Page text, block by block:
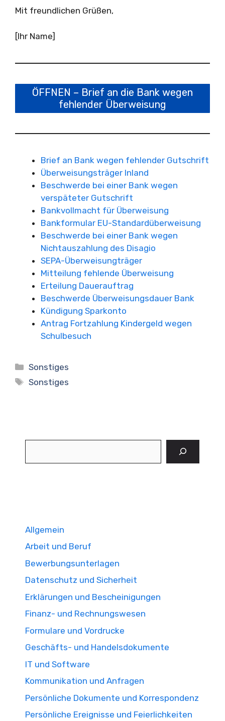
Mit freundlichen Grüßen,
[Ihr Name]
ÖFFNEN – Brief an die Bank wegen
fehlender Überweisung
Brief an Bank wegen fehlender Gutschrift
Überweisungsträger Inland
Beschwerde bei einer Bank wegen
verspäteter Gutschrift
Bankvollmacht für Überweisung
Bankformular EU-Standardüberweisung
Beschwerde bei einer Bank wegen
Nichtauszahlung des Disagio
SEPA-Überweisungträger
Mitteilung fehlende Überweisung
Erteilung Dauerauftrag
Beschwerde Überweisungsdauer Bank
Kündigung Sparkonto
Antrag Fortzahlung Kindergeld wegen
Schulbesuch
Kategorien
Sonstiges
Schlagwörter
Sonstiges
Allgemein
Arbeit und Beruf
Bewerbungsunterlagen
Datenschutz und Sicherheit
Erklärungen und Bescheinigungen
Finanz- und Rechnungswesen
Formulare und Vordrucke
Geschäfts- und Handelsdokumente
IT und Software
Kommunikation und Anfragen
Persönliche Dokumente und Korrespondenz
Persönliche Ereignisse und Feierlichkeiten